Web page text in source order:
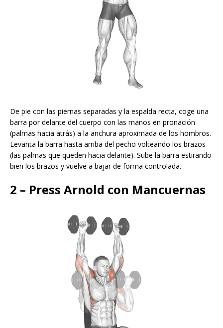
De pie con las piernas separadas y la espalda recta, coge una
barra por delante del cuerpo con las manos en pronación
(palmas hacia atrás) a la anchura aproximada de los hombros.
Levanta la barra hasta arriba del pecho volteando los brazos
(las palmas que queden hacia delante). Sube la barra estirando
bien los brazos y vuelve a bajar de forma controlada.
2 – Press Arnold con Mancuernas